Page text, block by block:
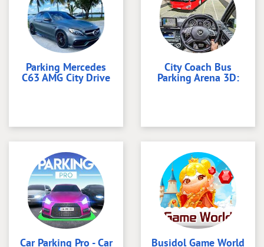
Parking Mercedes
C63 AMG City Drive
City Coach Bus
Parking Arena 3D:
Car Parking Pro - Car Busidol Game World